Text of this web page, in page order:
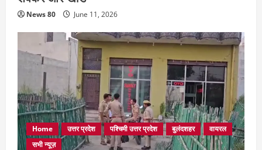
News 80 June 11, 2026
Home उत्तर प्रदेश पश्चिमी उत्तर प्रदेश बुलंदशहर
वायरल
सभी न्यूज़